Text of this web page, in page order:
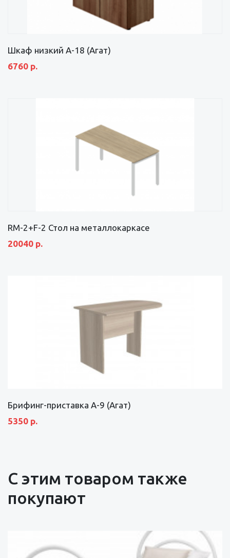
Шкаф низкий А-18 (Агат)
6760 р.
RM-2+F-2 Стол на металлокаркасе
20040 р.
Брифинг-приставка А-9 (Агат)
5350 р.
С этим товаром также
покупают